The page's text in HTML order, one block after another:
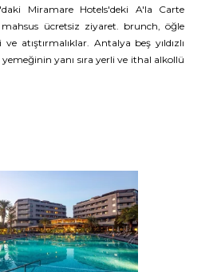
Miramare Hotels'deki A'la Carte
ücretsiz ziyaret. brunch, öğle
atıştırmalıklar. Antalya beş yıldızlı
yanı sıra yerli ve ithal alkollü